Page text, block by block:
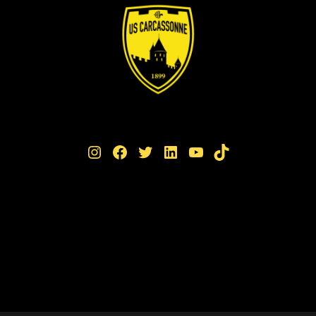
Instagram Facebook Twitter LinkedIn YouTube TikTok